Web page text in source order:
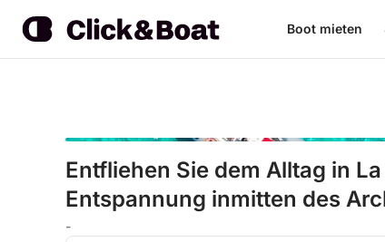
Boot mieten
Entfliehen Sie dem Alltag in
Entspannung inmitten des
-